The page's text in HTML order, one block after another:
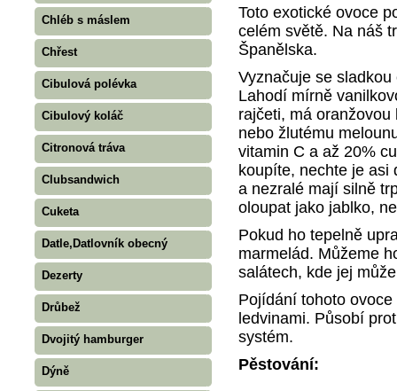
Chléb s máslem
Chřest
Cibulová polévka
Cibulový koláč
Citronová tráva
Clubsandwich
Cuketa
Datle,Datlovník obecný
Dezerty
Drůbež
Dvojitý hamburger
Dýně
Toto exotické ovoce
celém světě. Na náš
Španělska.
Vyznačuje se
Lahodí mírně
rajčeti, má
nebo žlutému
vitamin C a až 20%
koupíte, nechte je asi
a nezralé mají silně
oloupat jako jablko,
Pokud ho tepelně
marmelád. Můžeme
salátech, kde jej
Pojídání tohoto
ledvinami. Působí
systém.
Pěstování: